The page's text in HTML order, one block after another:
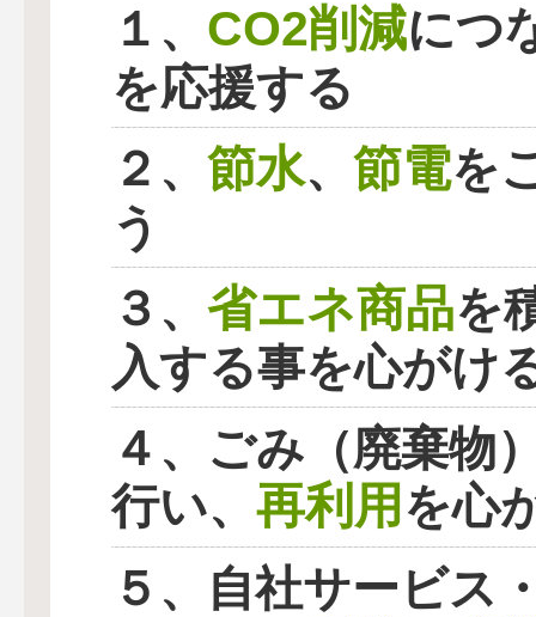
１、 CO2削減につ
を応援する
２、 節水、 節電を
う
３、 省エネ商品を
入する事を心がけ
４、ごみ（廃棄物
行い、 再利用を心
５、自社サービス